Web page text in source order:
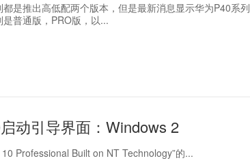
是推出高低配两个版本，但是最新消息显示华为P40系列
普通版，PRO版，以...
动引导界面：Windows 2
Professional Built on NT Technology”的...